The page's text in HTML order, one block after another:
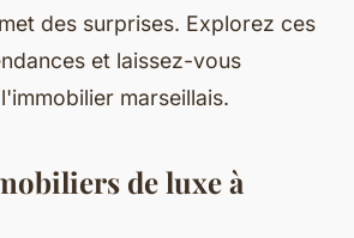
des surprises. Explorez ces
et laissez-vous
marseillais.
de luxe à